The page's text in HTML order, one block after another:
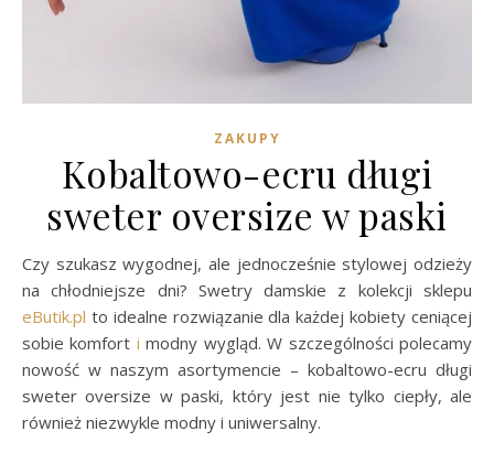
ZAKUPY
Kobaltowo-ecru długi
sweter oversize w paski
Czy szukasz wygodnej, ale jednocześnie stylowej odzieży
na chłodniejsze dni? Swetry damskie z kolekcji sklepu
eButik.pl to idealne rozwiązanie dla każdej kobiety ceniącej
sobie komfort i modny wygląd. W szczególności polecamy
nowość w naszym asortymencie – kobaltowo-ecru długi
sweter oversize w paski, który jest nie tylko ciepły, ale
również niezwykle modny i uniwersalny.